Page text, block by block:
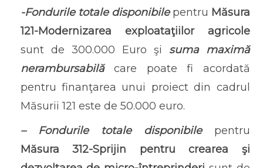
-Fondurile totale disponibilepentru Măsura
121-Modernizarea exploataţiilor agricole
sunt de 300.000 Euro şi suma maximă
nerambursabilăcare poate fi acordată
pentru finanţarea unui proiect din cadrul
Măsurii 121 este de 50.000 euro.
– Fondurile totale disponibilepentru
Măsura 312-Sprijin pentru crearea şi